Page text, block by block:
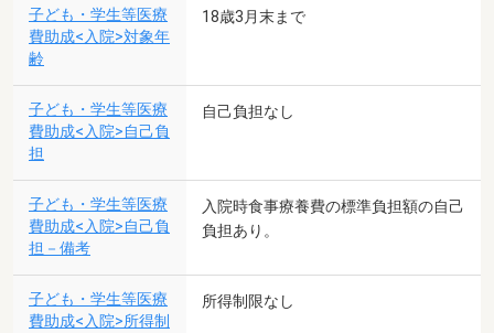
子ども・学生等医療
費助成<入院>対象年
齢
18歳3月末まで
子ども・学生等医療
費助成<入院>自己負
担
自己負担なし
子ども・学生等医療
費助成<入院>自己負
担－備考
入院時食事療養費の標準負担額の自己
負担あり。
子ども・学生等医療
費助成<入院>所得制
所得制限なし